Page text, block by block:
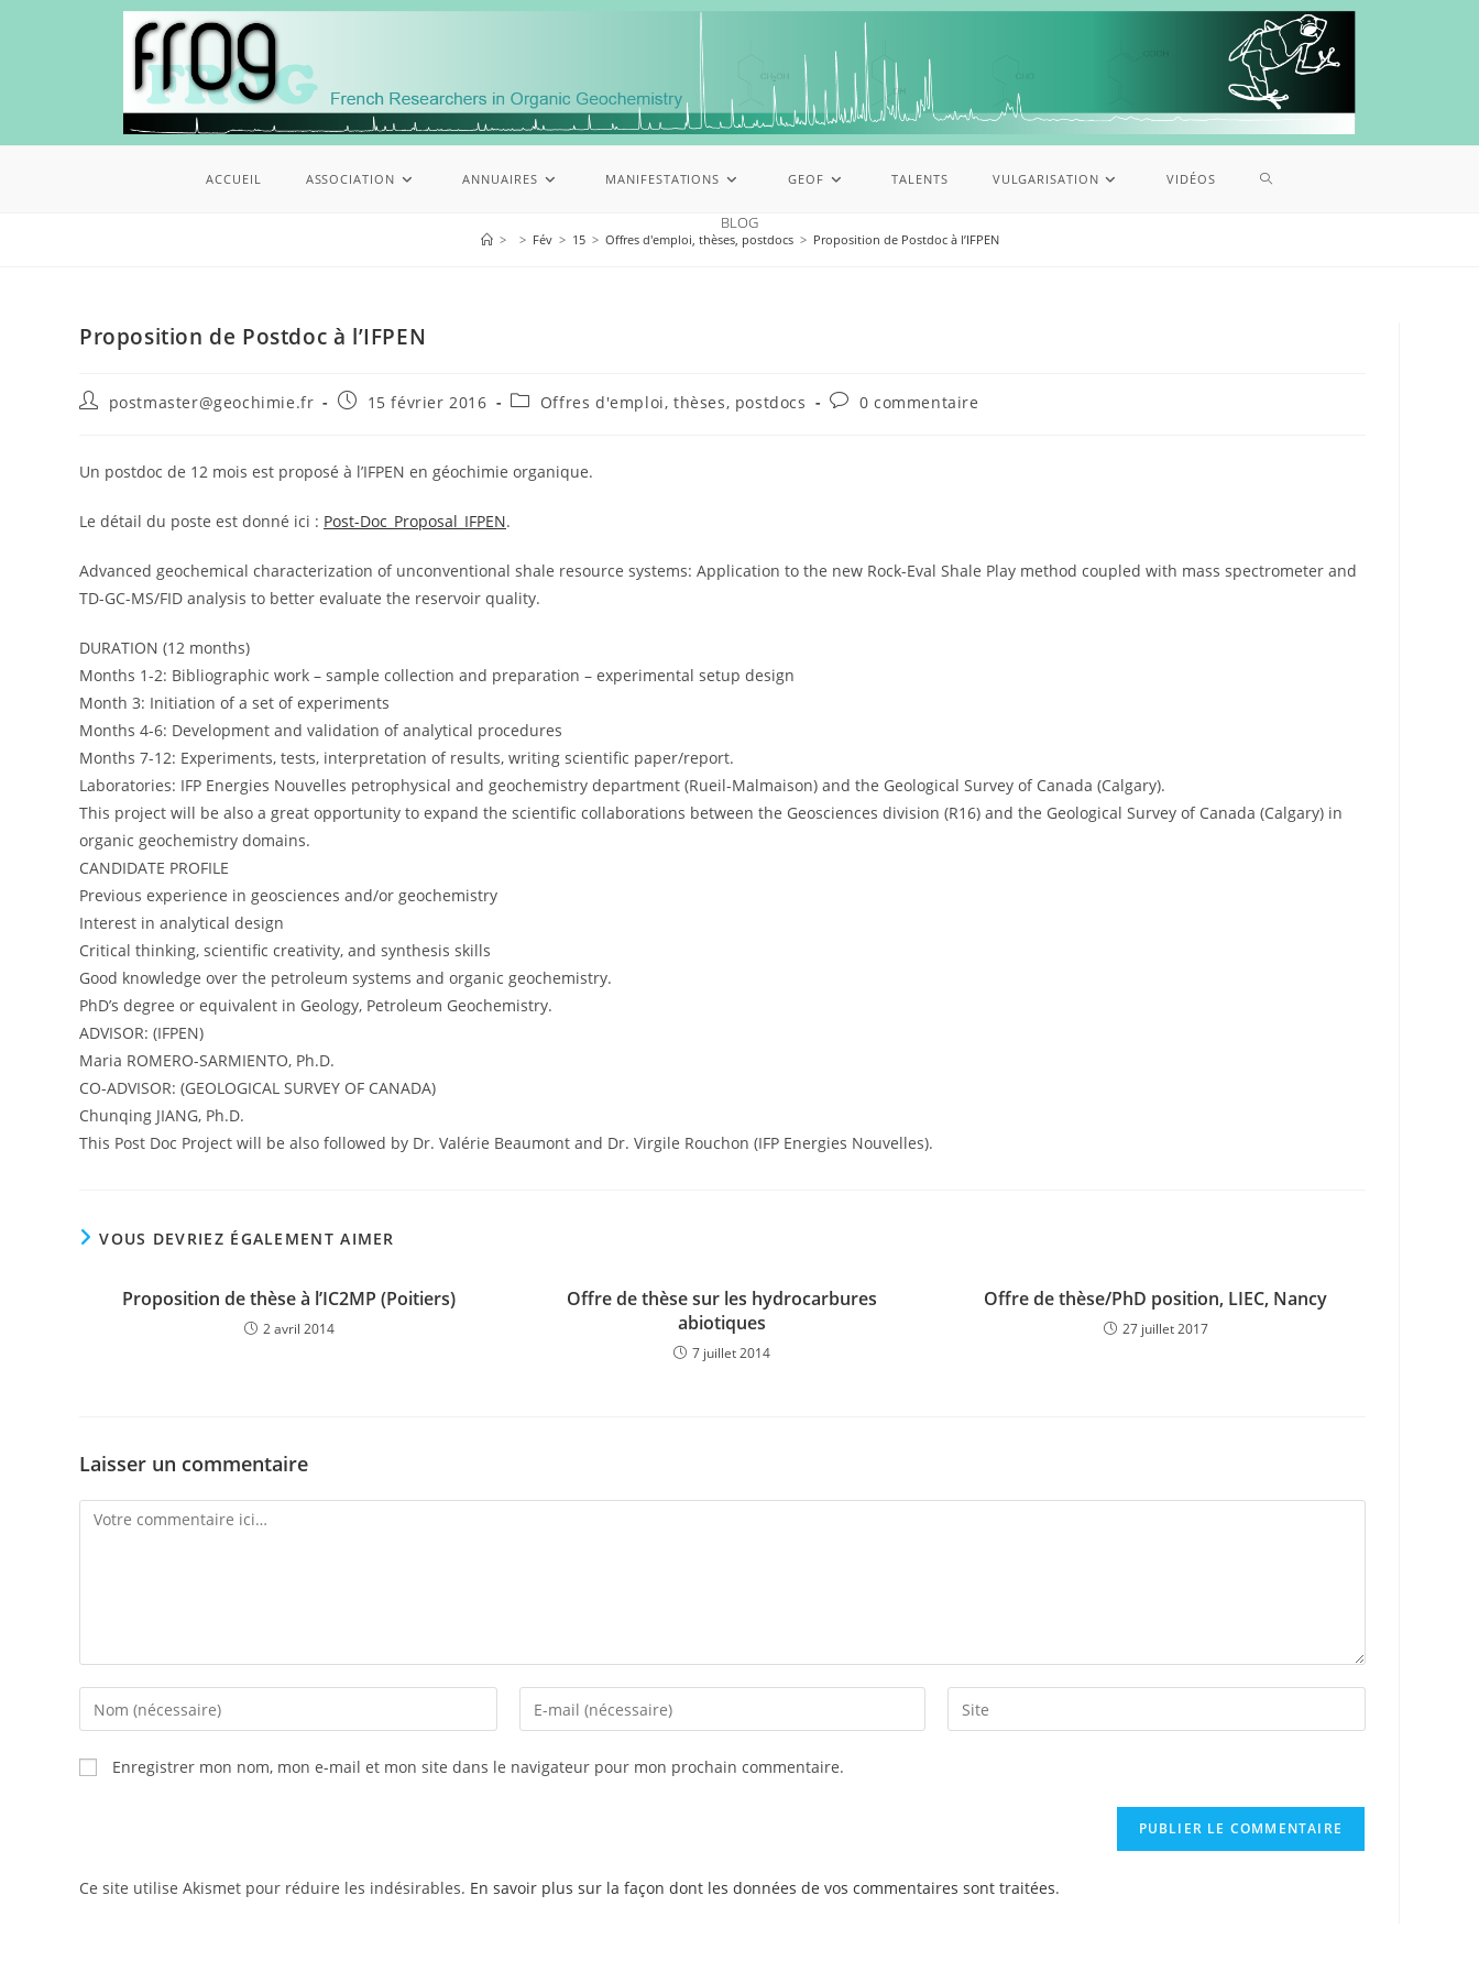
ACCUEIL ASSOCIATION ANNUAIRES MANIFESTATIONS GEOF TALENTS VULGARISATION VIDÉOS
BLOG
> > Fév > 15 > Offres d'emploi, thèses, postdocs > Proposition de Postdoc à l’IFPEN
Proposition de Postdoc à l’IFPEN
postmaster@geochimie.fr 15 février 2016 Offres d'emploi, thèses, postdocs 0 commentaire
Un postdoc de 12 mois est proposé à l’IFPEN en géochimie organique.
Le détail du poste est donné ici : Post-Doc_Proposal_IFPEN.
Advanced geochemical characterization of unconventional shale resource systems: Application to the new Rock-Eval Shale Play method coupled with mass spectrometer and
TD-GC-MS/FID analysis to better evaluate the reservoir quality.
DURATION (12 months)
Months 1-2: Bibliographic work – sample collection and preparation – experimental setup design
Month 3: Initiation of a set of experiments
Months 4-6: Development and validation of analytical procedures
Months 7-12: Experiments, tests, interpretation of results, writing scientific paper/report.
Laboratories: IFP Energies Nouvelles petrophysical and geochemistry department (Rueil-Malmaison) and the Geological Survey of Canada (Calgary).
This project will be also a great opportunity to expand the scientific collaborations between the Geosciences division (R16) and the Geological Survey of Canada (Calgary) in
organic geochemistry domains.
CANDIDATE PROFILE
Previous experience in geosciences and/or geochemistry
Interest in analytical design
Critical thinking, scientific creativity, and synthesis skills
Good knowledge over the petroleum systems and organic geochemistry.
PhD’s degree or equivalent in Geology, Petroleum Geochemistry.
ADVISOR: (IFPEN)
Maria ROMERO-SARMIENTO, Ph.D.
CO-ADVISOR: (GEOLOGICAL SURVEY OF CANADA)
Chunqing JIANG, Ph.D.
This Post Doc Project will be also followed by Dr. Valérie Beaumont and Dr. Virgile Rouchon (IFP Energies Nouvelles).
VOUS DEVRIEZ ÉGALEMENT AIMER
Proposition de thèse à l’IC2MP (Poitiers)
2 avril 2014
Offre de thèse sur les hydrocarbures
abiotiques
7 juillet 2014
Offre de thèse/PhD position, LIEC, Nancy
27 juillet 2017
Laisser un commentaire
Enregistrer mon nom, mon e-mail et mon site dans le navigateur pour mon prochain commentaire.
Ce site utilise Akismet pour réduire les indésirables. En savoir plus sur la façon dont les données de vos commentaires sont traitées.